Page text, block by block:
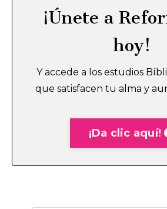
¡Únete a
hoy!
Y accede a los estudios
que satisfacen tu alma y
¡Da clic aquí!